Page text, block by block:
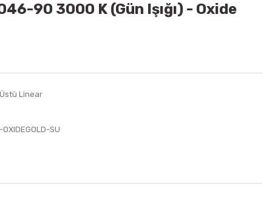
90 3000 K (Gün Işığı) - Oxide
Üstü Linear
SU